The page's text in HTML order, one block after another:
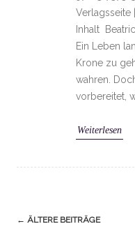
Verlagsseite
Inhalt
Ein Leben
Krone zu
wahren.
vorbereitet,
Weiterlesen
Navigation
← ÄLTERE BEITRÄGE